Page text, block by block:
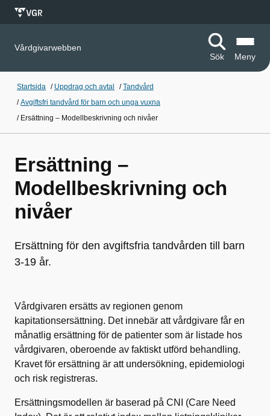
Vårdgivarwebben
Sök
Meny
Startsida / Uppdrag och avtal /Tandvård
/Avgiftsfri tandvård för barn och unga vuxna
/ Ersättning – Modellbeskrivning och nivåer
Ersättning –
Modellbeskrivning och
nivåer
Ersättning för den avgiftsfria tandvården till barn
3-19 år.
Vårdgivaren ersätts av regionen genom
kapitationsersättning. Det innebär att vårdgivare får en
månatlig ersättning för de patienter som är listade hos
vårdgivaren, oberoende av faktiskt utförd behandling.
Kravet för ersättning är att undersökning, epidemiologi
och risk registreras.
Ersättningsmodellen är baserad på CNI (Care Need